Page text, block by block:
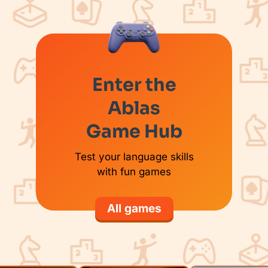
Enter the
Ablas
Game Hub
Test your language skills
with fun games
All games